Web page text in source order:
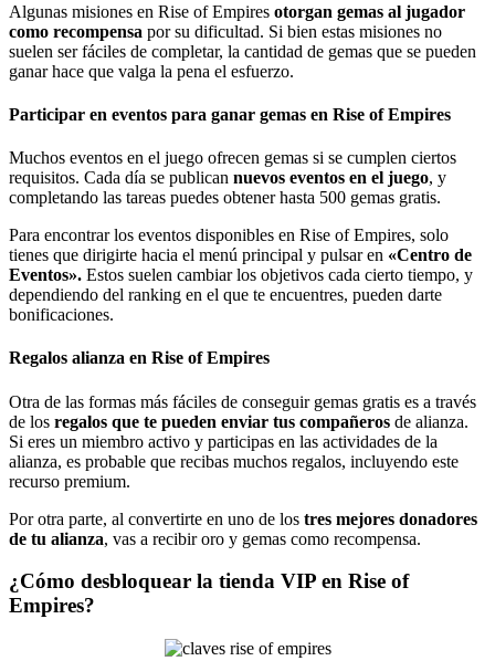
Algunas misiones en Rise of Empires otorgan gemas al jugador
como recompensa por su dificultad. Si bien estas misiones no
suelen ser fáciles de completar, la cantidad de gemas que se pueden
ganar hace que valga la pena el esfuerzo.
Participar en eventos para ganar gemas en Rise of Empires
Muchos eventos en el juego ofrecen gemas si se cumplen ciertos
requisitos. Cada día se publican nuevos eventos en el juego, y
completando las tareas puedes obtener hasta 500 gemas gratis.
Para encontrar los eventos disponibles en Rise of Empires, solo
tienes que dirigirte hacia el menú principal y pulsar en «Centro de
Eventos». Estos suelen cambiar los objetivos cada cierto tiempo, y
dependiendo del ranking en el que te encuentres, pueden darte
bonificaciones.
Regalos alianza en Rise of Empires
Otra de las formas más fáciles de conseguir gemas gratis es a través
de los regalos que te pueden enviar tus compañeros de alianza.
Si eres un miembro activo y participas en las actividades de la
alianza, es probable que recibas muchos regalos, incluyendo este
recurso premium.
Por otra parte, al convertirte en uno de los tres mejores donadores
de tu alianza, vas a recibir oro y gemas como recompensa.
¿Cómo desbloquear la tienda VIP en Rise of
Empires?